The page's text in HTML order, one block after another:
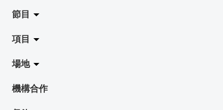
關於藝穗會
藝穗會的演化
使命與宗旨
藝穗會架構
節目
拉闊
展覽
演出
項目
Jazz-Go-Central, Jazz-Go-Fringe
LPL
場地
陳麗玲畫廊
機構合作